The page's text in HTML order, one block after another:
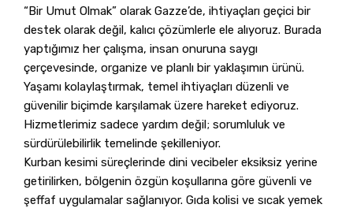
“Bir Umut Olmak” olarak Gazze’de, ihtiyaçları geçici bir
destek olarak değil, kalıcı çözümlerle ele alıyoruz. Burada
yaptığımız her çalışma, insan onuruna saygı
çerçevesinde, organize ve planlı bir yaklaşımın ürünü.
Yaşamı kolaylaştırmak, temel ihtiyaçları düzenli ve
güvenilir biçimde karşılamak üzere hareket ediyoruz.
Hizmetlerimiz sadece yardım değil; sorumluluk ve
sürdürülebilirlik temelinde şekilleniyor.
Kurban kesimi süreçlerinde dini vecibeler eksiksiz yerine
getirilirken, bölgenin özgün koşullarına göre güvenli ve
şeffaf uygulamalar sağlanıyor. Gıda kolisi ve sıcak yemek